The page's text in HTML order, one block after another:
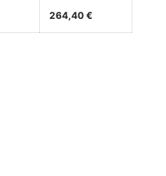
264,40 €